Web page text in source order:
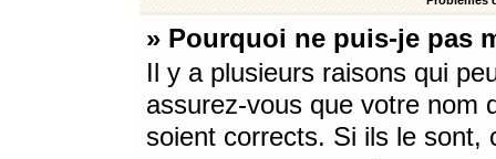
» Pourquoi ne puis-je pas
Il y a plusieurs raisons qui
assurez-vous que votre nom
soient corrects. Si ils le sont,